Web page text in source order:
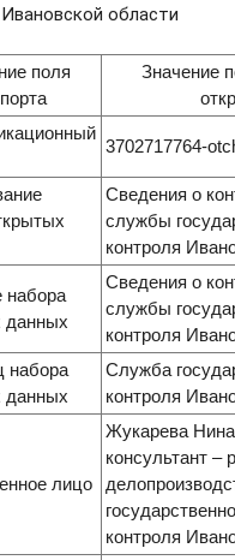
области
поля
Значение
3702717764-
Сведения о
службы
контроля
набора
данных
Сведения о
службы
контроля
набора
данных
Служба
контроля
лицо
Жукарева
консультант –
контроля